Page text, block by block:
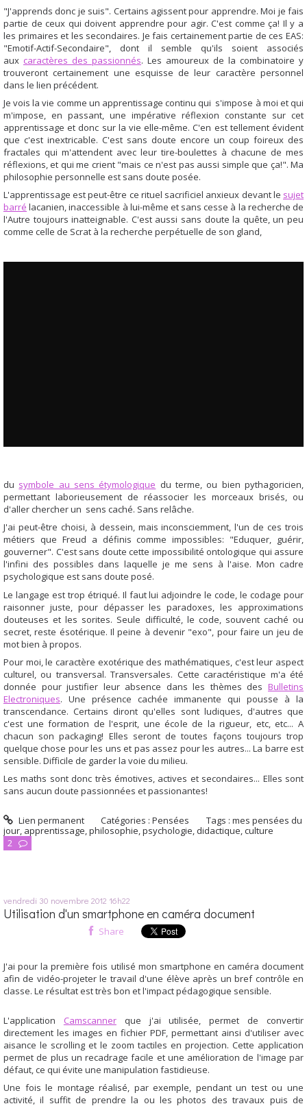
"J'apprends donc je suis". Certains agissent pour apprendre. Moi je fais
partie de ceux qui doivent apprendre pour agir. C'est comme ça! Il y a
les primaires et les secondaires. Je fais certainement partie de ces EAS:
"Emotif-Actif-Secondaire", dont il semble qu'ils soient associés
aux caractères des passionnés. Les amoureux de la combinatoire y
trouveront certainement une esquisse de leur caractère personnel
dans le lien précédent.
Je vois la vie comme un apprentissage continu qui s'impose à moi et qui
m'impose, en passant, une impérative réflexion constante sur cet
apprentissage et donc sur la vie elle-même. C'en est tellement évident
que c'est inextricable. C'est sans doute encore un coup foireux des
fractales qui m'attendent avec leur tire-boulettes à chacune de mes
réflexions, et qui me crient "mais ce n'est pas aussi simple que ça!". Ma
philosophie personnelle est sans doute posée.
L'apprentissage est peut-être ce rituel sacrificiel anxieux devant le sujet
barré lacanien, inaccessible à lui-même et sans cesse à la recherche de
l'Autre toujours inatteignable. C'est aussi sans doute la quête, un peu
comme celle de Scrat à la recherche perpétuelle de son gland,
du symbole au sens étymologique du terme, ou bien pythagoricien,
permettant laborieusement de réassocier les morceaux brisés, ou
d'aller chercher un sens caché. Sans relâche.
J'ai peut-être choisi, à dessein, mais inconsciemment, l'un de ces trois
métiers que Freud a définis comme impossibles: "Eduquer, guérir,
gouverner". C'est sans doute cette impossibilité ontologique qui assure
l'infini des possibles dans laquelle je me sens à l'aise. Mon cadre
psychologique est sans doute posé.
Le langage est trop étriqué. Il faut lui adjoindre le code, le codage pour
raisonner juste, pour dépasser les paradoxes, les approximations
douteuses et les sorites. Seule difficulté, le code, souvent caché ou
secret, reste ésotérique. Il peine à devenir "exo", pour faire un jeu de
mot bien à propos.
Pour moi, le caractère exotérique des mathématiques, c'est leur aspect
culturel, ou transversal. Transversales. Cette caractéristique m'a été
donnée pour justifier leur absence dans les thèmes des Bulletins
Electroniques. Une présence cachée immanente qui pousse à la
transcendance.Certains diront qu'elles sont ludiques, d'autres que
c'est une formation de l'esprit, une école de la rigueur, etc, etc... A
chacun son packaging! Elles seront de toutes façons toujours trop
quelque chose pour les uns et pas assez pour les autres... La barre est
sensible. Difficile de garder la voie du milieu.
Les maths sont donc très émotives, actives et secondaires... Elles sont
sans aucun doute passionnées et passionantes!
Lien permanent Catégories :Pensées Tags :mes pensées du
jour, apprentissage,philosophie,psychologie, didactique,culture
2
vendredi 30 novembre 2012 16h22
Utilisation d'un smartphone en caméra document
Share
J'ai pour la première fois utilisé mon smartphone en caméra document
afin de vidéo-projeter le travail d'une élève après un bref contrôle en
classe. Le résultat est très bon et l'impact pédagogique sensible.
L'application Camscannerque j'ai utilisée, permet de convertir
directement les images en fichier PDF, permettant ainsi d'utiliser avec
aisance le scrolling et le zoom tactiles en projection. Cette application
permet de plus un recadrage facile et une amélioration de l'image par
défaut, ce qui évite une manipulation fastidieuse.
Une fois le montage réalisé, par exemple, pendant un test ou une
activité, il suffit de prendre la ou les photos des travaux puis de